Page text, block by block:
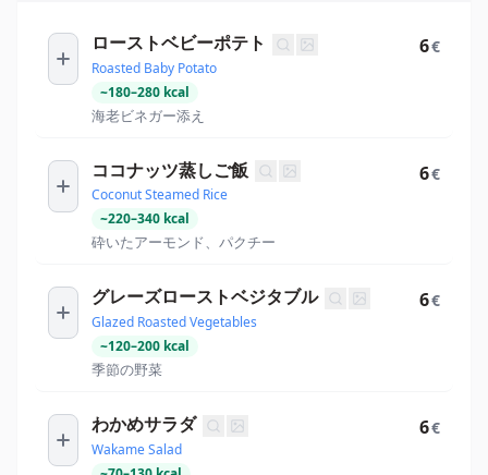
ローストベビーポテト
Roasted Baby Potato
~180–280 kcal
海老ビネガー添え
6€
ココナッツ蒸しご飯
Coconut Steamed Rice
~220–340 kcal
砕いたアーモンド、パクチー
6€
グレーズローストベジタブル
Glazed Roasted Vegetables
~120–200 kcal
季節の野菜
6€
わかめサラダ
Wakame Salad
6€